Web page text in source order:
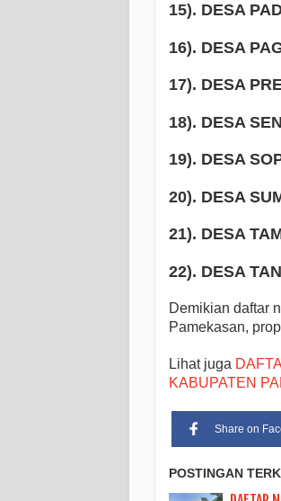
15). DESA
16). DESA
17). DESA
18). DESA
19). DESA
20). DESA
21). DESA
22). DESA
Demikian daftar
Pamekasan,
Lihat juga
KABUPATEN
Share on
POSTINGAN